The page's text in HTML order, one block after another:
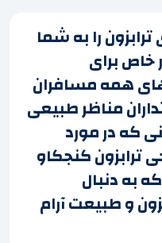
را به شما
خاص برای
همه مسافران
مناظر طبیعی
که در مورد
ترابزون کنجکاو
به دنبال
و طبیعت آرام